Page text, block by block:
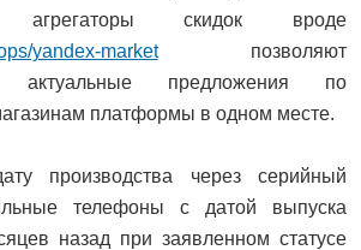
скидок вроде
yandex-marketпозволяют
актуальные предложения по
платформы в одном месте.
производства через серийный
телефоны с датой выпуска
назад при заявленном статусе